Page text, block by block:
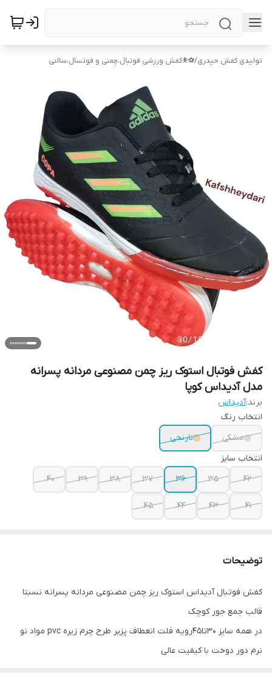
تولیدی کفش حیدری/⚽⛹️کفش ورزشی فوتبال،چمنی و فوتسال،سالنی
کفش فوتبال استوک ریز چمن مصنوعی مردانه پسرانه
مدل آدیداس کوپا
برند:آدیداس
انتخاب رنگ
مشکی
نارنجی
انتخاب سایز
42
35
36
37
38
39
40
41
43
44
45
توضیحات
کفش فوتبال آدیداس استوک ریز چمن مصنوعی مردانه پسرانه نسبتا
قالب جمع جور کوچک
در همه سایز 30تا45رویه فلت انعطاف پزیر طرح چرم زیره pvc مواد نو
نرم دور دوخت با کیفیت عالی